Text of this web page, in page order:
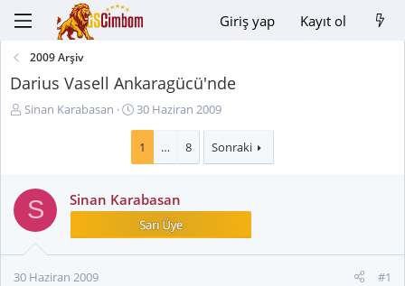
Giriş yap Kayıt ol
2009 Arşiv
Darius Vasell Ankaragücü'nde
K
u
B
a
l
Sinan Karabasan
B
a
ş
l
n
g
ı
ç
30 Haziran 2009
1 … 8 Sonraki
S Sinan Karabasan
30 Haziran 2009 #1